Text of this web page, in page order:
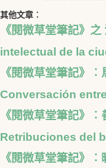
其他文章︰
《閱微草堂筆記》
intelectual de la
《閱微草堂筆記》︰
Conversación
《閱微草堂筆記》︰
Retribuciones del
《閱微草堂筆記》